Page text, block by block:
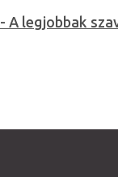
A legjobbak